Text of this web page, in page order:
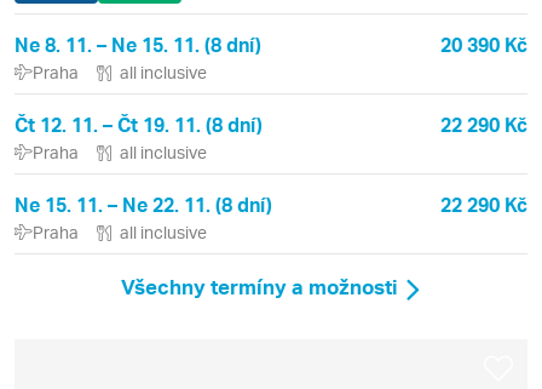
Ne 8. 11. – Ne 15. 11. (8 dní) 20 390 Kč
Praha all inclusive
Čt 12. 11. – Čt 19. 11. (8 dní) 22 290 Kč
Praha all inclusive
Ne 15. 11. – Ne 22. 11. (8 dní) 22 290 Kč
Praha all inclusive
Všechny termíny a možnosti